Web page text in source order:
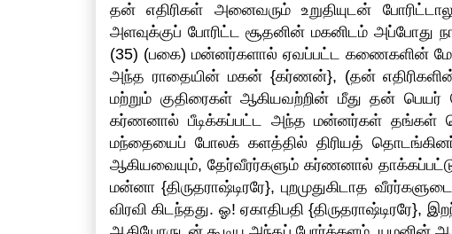
தன் எதிரிகள் அனைவரும் உறுதியுடன்
அளவுக்குப் போரிட்ட சூதனின் மகனிடம் அப்போது
(35) (பகை) மன்னர்களால் ஏவப்பட்ட கணைகளின்
அந்த ராதையின் மகன் {கர்ணன்}, (தன்
மற்றும் குதிரைகள் ஆகியவற்றின் மீது தன்
கர்ணனால் பீடிக்கப்பட்ட அந்த மன்னர்கள் தங்கள்
மந்தையைப் போலக் களத்தில் திரியத்
ஆகியவையும், தேர்வீரர்களும் கர்ணனால்
மன்னா {திருதராஷ்டிரரே}, புறமுதுகிடாத
விரவி கிடந்தது. ஓ! ஏகாதிபதி